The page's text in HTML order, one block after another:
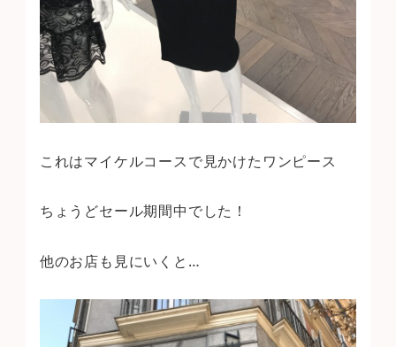
これはマイケルコースで見かけたワンピース
ちょうどセール期間中でした！
他のお店も見にいくと…